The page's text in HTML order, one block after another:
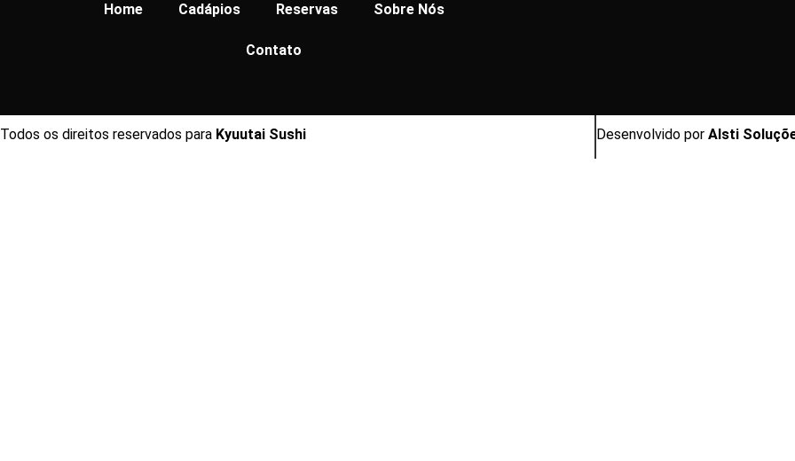
Home Cadápios Reservas Sobre Nós
Contato
Todos os direitos reservados para Kyuutai Sushi Desenvolvido por Alsti